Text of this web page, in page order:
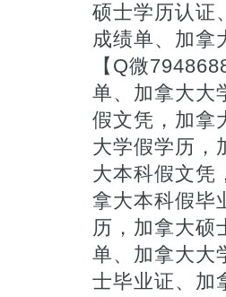
硕士学历认证
成绩单、加拿
【Q微
单、加拿大大
假文凭，加拿
大学假学历，
大本科假文凭
拿大本科假毕
历，加拿大硕
单、加拿大大
士毕业证、加